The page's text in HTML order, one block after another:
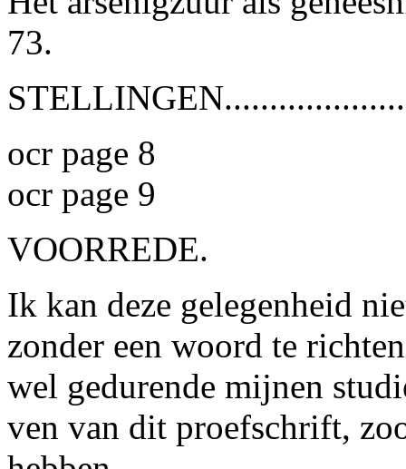
73.
ocr page 8
ocr page 9
VOORREDE.
Ik kan deze gelegenheid
zonder een woord te
wel gedurende mijnen
ven van dit proefschrift,